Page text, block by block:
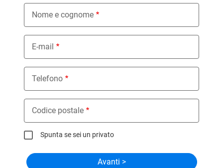
Nome e cognome
E-mail
Telefono
Codice postale
Spunta se sei un privato